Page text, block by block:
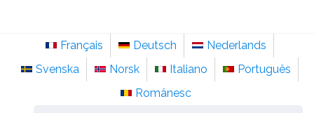
Français Deutsch
Nederlands
Svenska
Norsk Italiano
Português
Românesc